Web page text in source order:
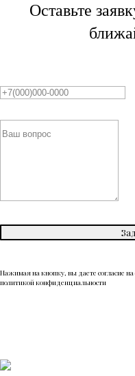
Оставьте
Нажимая на кнопку, вы даете согласие
политикой конфиденциальности